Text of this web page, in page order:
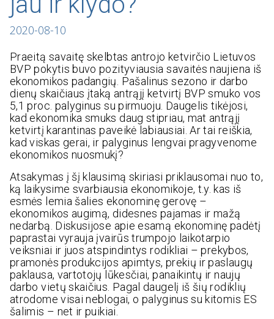
2020-08-10
Praeitą savaitę skelbtas antrojo ketvirčio Lietuvos
BVP pokytis buvo pozityviausia savaitės naujiena iš
ekonomikos padangių. Pašalinus sezono ir darbo
dienų skaičiaus įtaką antrąjį ketvirtį BVP smuko vos
5,1 proc. palyginus su pirmuoju. Daugelis tikėjosi,
kad ekonomika smuks daug stipriau, mat antrąjį
ketvirtį karantinas paveikė labiausiai. Ar tai reiškia,
kad viskas gerai, ir palyginus lengvai pragyvenome
ekonomikos nuosmukį?
Atsakymas į šį klausimą skiriasi priklausomai nuo to,
ką laikysime svarbiausia ekonomikoje, t.y. kas iš
esmės lemia šalies ekonominę gerovę –
ekonomikos augimą, didesnes pajamas ir mažą
nedarbą. Diskusijose apie esamą ekonominę padėtį
paprastai vyrauja įvairūs trumpojo laikotarpio
veiksniai ir juos atspindintys rodikliai – prekybos,
pramonės produkcijos apimtys, prekių ir paslaugų
paklausa, vartotojų lūkesčiai, panaikintų ir naujų
darbo vietų skaičius. Pagal daugelį iš šių rodiklių
atrodome visai neblogai, o palyginus su kitomis ES
šalimis – net ir puikiai.